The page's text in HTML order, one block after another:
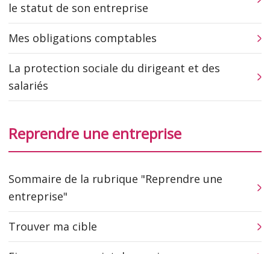
le statut de son entreprise
Mes obligations comptables
La protection sociale du dirigeant et des
salariés
Reprendre une entreprise
Sommaire de la rubrique "Reprendre une
entreprise"
Trouver ma cible